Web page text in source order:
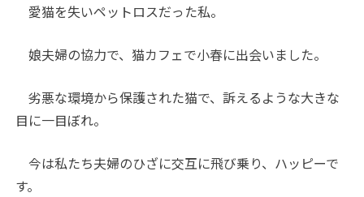
愛猫を失いペットロスだった私。
娘夫婦の協力で、猫カフェで小春に出会いました。
劣悪な環境から保護された猫で、訴えるような大きな
目に一目ぼれ。
今は私たち夫婦のひざに交互に飛び乗り、ハッピーで
す。